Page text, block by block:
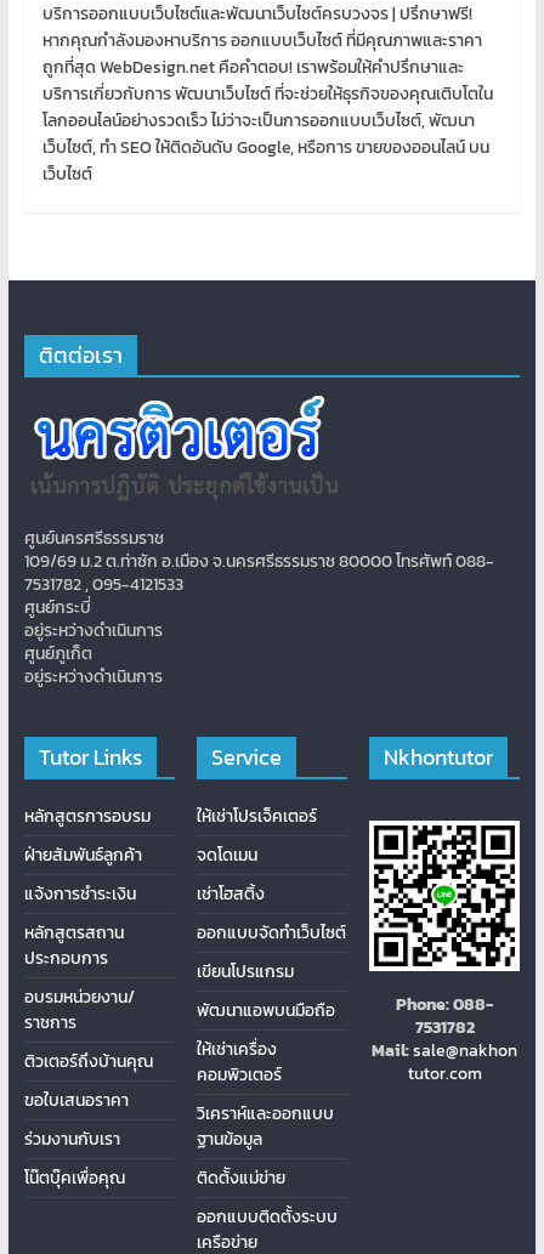
บริการออกแบบเว็บไซต์และพัฒนาเว็บไซต์ครบวงจร | ปรึกษาฟรี!
หากคุณกำลังมองหาบริการ ออกแบบเว็บไซต์ ที่มีคุณภาพและราคา
ถูกที่สุด WebDesign.net คือคำตอบ! เราพร้อมให้คำปรึกษาและ
บริการเกี่ยวกับการ พัฒนาเว็บไซต์ ที่จะช่วยให้ธุรกิจของคุณเติบโตใน
โลกออนไลน์อย่างรวดเร็ว ไม่ว่าจะเป็นการออกแบบเว็บไซต์, พัฒนา
เว็บไซต์, ทำ SEO ให้ติดอันดับ Google, หรือการ ขายของออนไลน์ บน
เว็บไซต์
ติตต่อเรา
ศูนย์นครศรีธรรมราช
109/69 ม.2 ต.ท่าซัก อ.เมือง จ.นครศรีธรรมราช 80000 โทรศัพท์ 088-
7531782 , 095-4121533
ศูนย์กระบี่
อยู่ระหว่างดำเนินการ
ศูนย์ภูเก็ต
อยู่ระหว่างดำเนินการ
Tutor Links
หลักสูตรการอบรม
ฝ่ายสัมพันธ์ลูกค้า
แจ้งการชำระเงิน
หลักสูตรสถาน
ประกอบการ
อบรมหน่วยงาน/
ราชการ
ติวเตอร์ถึงบ้านคุณ
ขอใบเสนอราคา
ร่วมงานกับเรา
โน๊ตบุ๊คเพื่อคุณ
Service
ให้เช่าโปรเจ็คเตอร์
จดโดเมน
เช่าโฮสติ้ง
ออกแบบจัดทำเว็บไซต์
เขียนโปรแกรม
พัฒนาแอพบนมือถือ
ให้เช่าเครื่อง
คอมพิวเตอร์
วิเคราห์และออกแบบ
ฐานข้อมูล
ติดต้ังแม่ข่าย
ออกแบบติดตั้งระบบ
เครือข่าย
Nkhontutor
Phone:088-
7531782
Mail:sale@nakhon
tutor.com